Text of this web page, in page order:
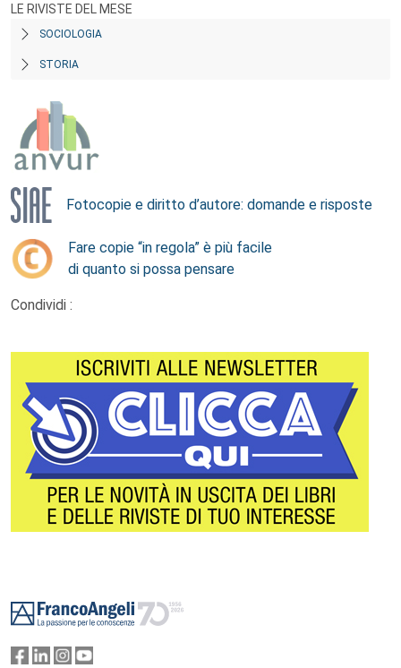
LE RIVISTE DEL MESE
SOCIOLOGIA
STORIA
Fotocopie e diritto d’autore: domande e risposte
Fare copie “in regola” è più facile
di quanto si possa pensare
Condividi :